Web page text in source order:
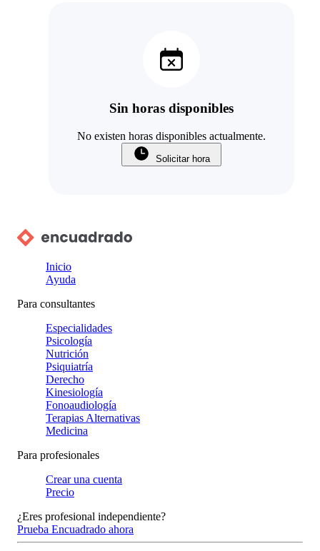
Sin horas disponibles
No existen horas disponibles actualmente.
Solicitar hora
Inicio
Ayuda
Para consultantes
Especialidades
Psicología
Nutrición
Psiquiatría
Derecho
Kinesiología
Fonoaudiología
Terapias Alternativas
Medicina
Para profesionales
Crear una cuenta
Precio
¿Eres profesional independiente?
Prueba Encuadrado ahora